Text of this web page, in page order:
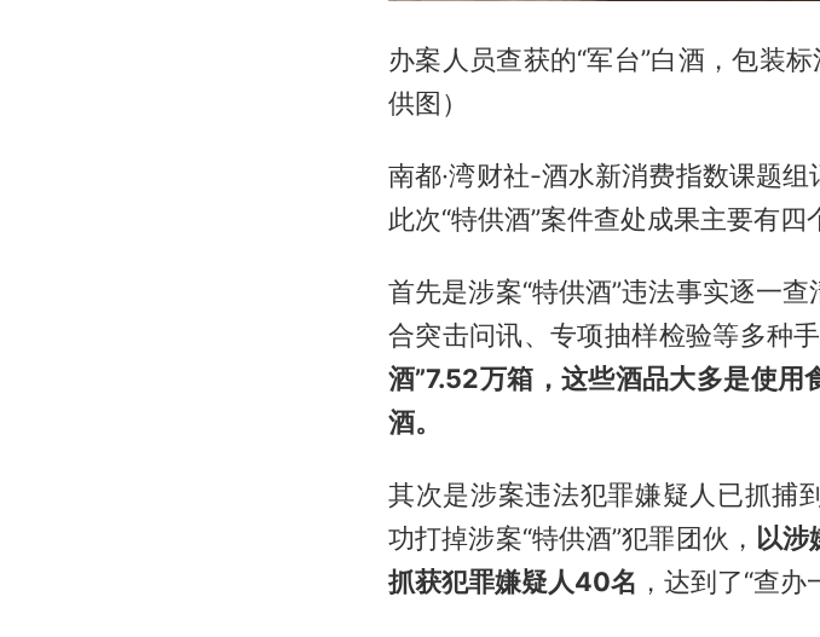
办案人员查获的“军台”白酒，包装
供图）
南都·湾财社-酒水新消费指数课题
此次“特供酒”案件查处成果主要有四
首先是涉案“特供酒”违法事实逐一
合突击问讯、专项抽样检验等多种
酒”7.52万箱，这些酒品大多是使用
酒。
其次是涉案违法犯罪嫌疑人已抓捕
功打掉涉案“特供酒”犯罪团伙， 以涉
抓获犯罪嫌疑人40名 ，达到了“查